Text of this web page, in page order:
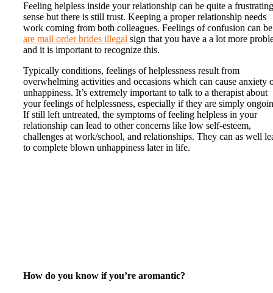
Feeling helpless inside your relationship can be quite a frustrating
sense but there is still trust. Keeping a proper relationship needs
work coming from both colleagues. Feelings of confusion can
are mail order brides illegal sign that you have a a lot more
and it is important to recognize this.
Typically conditions, feelings of helplessness result from
overwhelming activities and occasions which can cause anxiety
unhappiness. It’s extremely important to talk to a therapist about
your feelings of helplessness, especially if they are simply
If still left untreated, the symptoms of feeling helpless in your
relationship can lead to other concerns like low self-esteem,
challenges at work/school, and relationships. They can as well
to complete blown unhappiness later in life.
How do you know if you’re aromantic?